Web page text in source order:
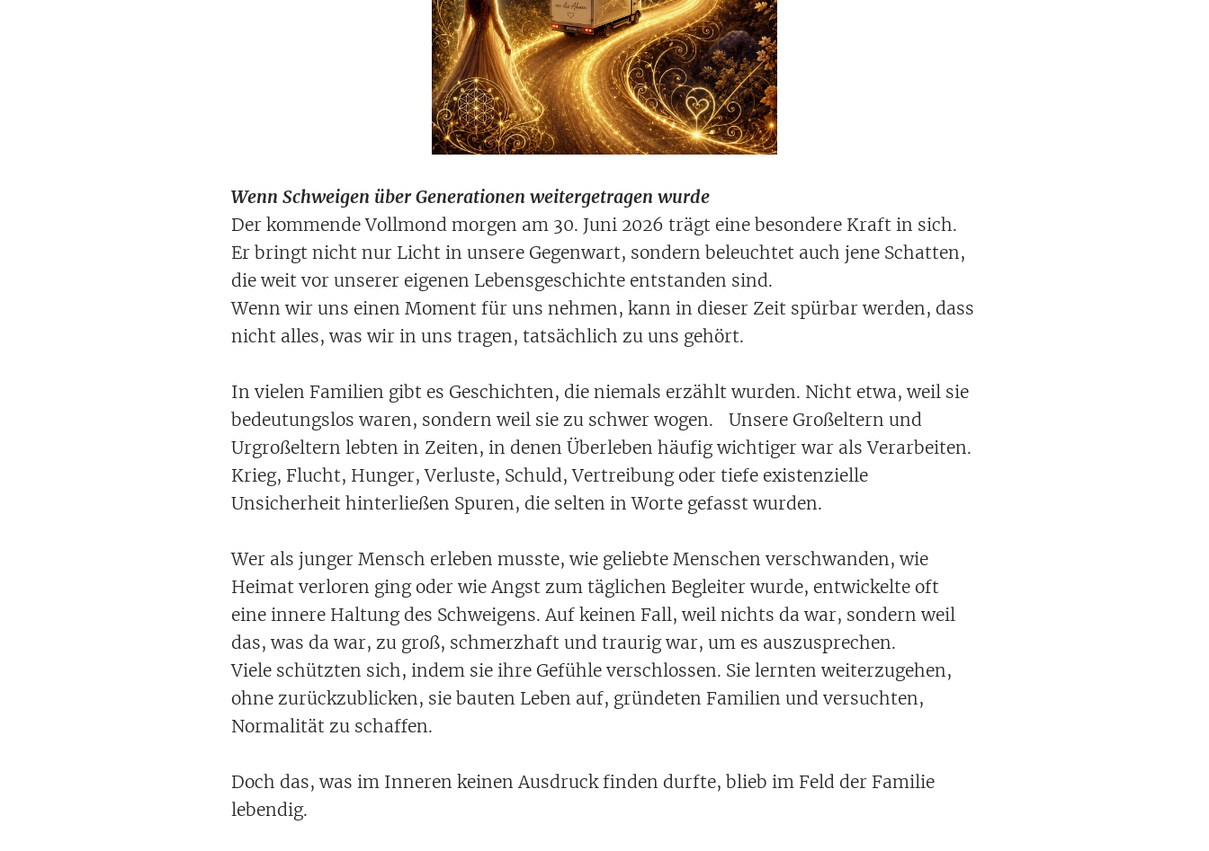
Wenn Schweigen über Generationen weitergetragen wurde
Der kommende Vollmond morgen am 30. Juni 2026 trägt eine besondere Kraft in sich.
Er bringt nicht nur Licht in unsere Gegenwart, sondern beleuchtet auch jene Schatten,
die weit vor unserer eigenen Lebensgeschichte entstanden sind.
Wenn wir uns einen Moment für uns nehmen, kann in dieser Zeit spürbar werden, dass
nicht alles, was wir in uns tragen, tatsächlich zu uns gehört.
In vielen Familien gibt es Geschichten, die niemals erzählt wurden. Nicht etwa, weil sie
bedeutungslos waren, sondern weil sie zu schwer wogen. Unsere Großeltern und
Urgroßeltern lebten in Zeiten, in denen Überleben häufig wichtiger war als Verarbeiten.
Krieg, Flucht, Hunger, Verluste, Schuld, Vertreibung oder tiefe existenzielle
Unsicherheit hinterließen Spuren, die selten in Worte gefasst wurden.
Wer als junger Mensch erleben musste, wie geliebte Menschen verschwanden, wie
Heimat verloren ging oder wie Angst zum täglichen Begleiter wurde, entwickelte oft
eine innere Haltung des Schweigens. Auf keinen Fall, weil nichts da war, sondern weil
das, was da war, zu groß, schmerzhaft und traurig war, um es auszusprechen.
Viele schützten sich, indem sie ihre Gefühle verschlossen. Sie lernten weiterzugehen,
ohne zurückzublicken, sie bauten Leben auf, gründeten Familien und versuchten,
Normalität zu schaffen.
Doch das, was im Inneren keinen Ausdruck finden durfte, blieb im Feld der Familie
lebendig.